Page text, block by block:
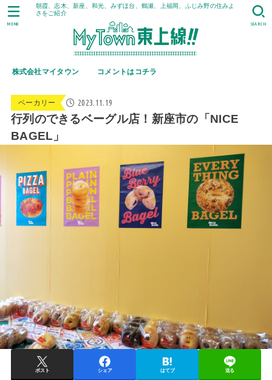
朝霞、志木、新座、和光、みずほ台、鶴瀬、上福岡、ふじみ野の住みよ
さをご紹介
株式会社マイタウン コメントはコチラ
SEARCH
MENU
ベーカリー 2023.11.19
行列のできるベーグル店！新座市の「NICE
BAGEL」
ポスト シェア はてブ 送る